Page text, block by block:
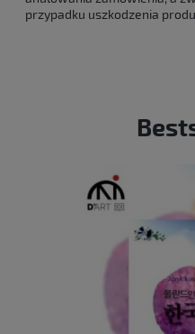
przypadku uszkodzenia